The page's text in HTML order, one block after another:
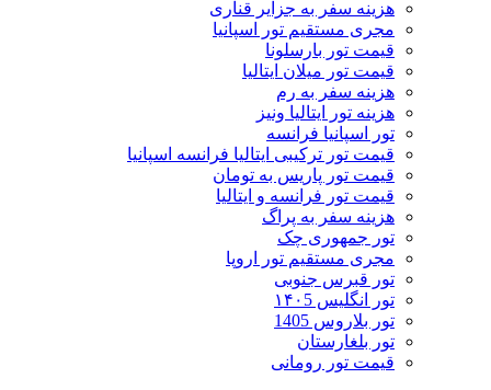
هزینه سفر به جزایر قناری
مجری مستقیم تور اسپانیا
قیمت تور بارسلونا
قیمت تور میلان ایتالیا
هزینه سفر به رم
هزینه تور ایتالیا ونیز
تور اسپانیا فرانسه
قیمت تور ترکیبی ایتالیا فرانسه اسپانیا
قیمت تور پاریس به تومان
قیمت تور فرانسه و ایتالیا
هزینه سفر به پراگ
تور جمهوری چک
مجری مستقیم تور اروپا
تور قبرس جنوبی
تور انگلیس ۱۴۰5
تور بلاروس 1405
تور بلغارستان
قیمت تور رومانی